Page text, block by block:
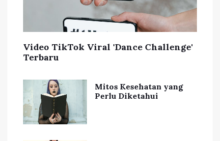
Video TikTok Viral 'Dance Challenge'
Terbaru
Mitos Kesehatan yang
Perlu Diketahui